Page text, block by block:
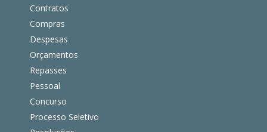
Contratos
Compras
Despesas
Orçamentos
Repasses
Pessoal
Concurso
Processo Seletivo